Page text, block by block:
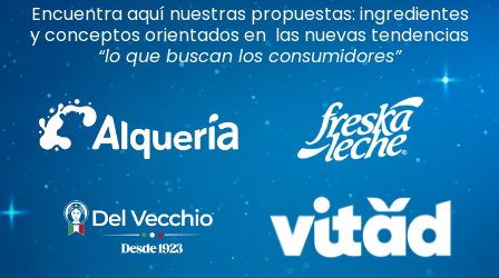
Encuentra aquí nuestras propuestas: ingredientes
y conceptos orientados en las nuevas tendencias
“lo que buscan los consumidores”